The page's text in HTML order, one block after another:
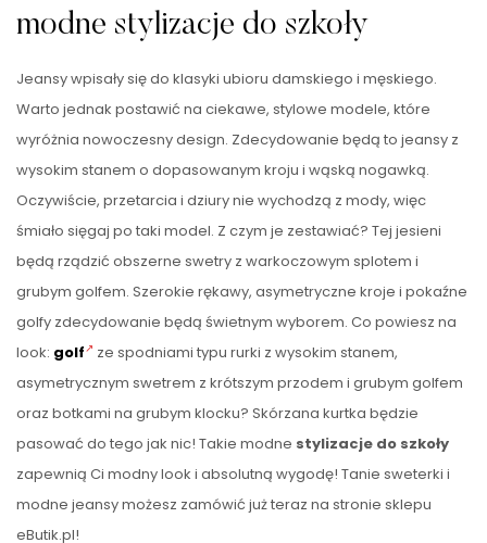
modne stylizacje do szkoły
Jeansy wpisały się do klasyki ubioru damskiego i męskiego.
Warto jednak postawić na ciekawe, stylowe modele, które
wyróżnia nowoczesny design. Zdecydowanie będą to jeansy z
wysokim stanem o dopasowanym kroju i wąską nogawką.
Oczywiście, przetarcia i dziury nie wychodzą z mody, więc
śmiało sięgaj po taki model. Z czym je zestawiać? Tej jesieni
będą rządzić obszerne swetry z warkoczowym splotem i
grubym golfem. Szerokie rękawy, asymetryczne kroje i pokaźne
golfy zdecydowanie będą świetnym wyborem. Co powiesz na
look: golf
ze spodniami typu rurki z wysokim stanem,
asymetrycznym swetrem z krótszym przodem i grubym golfem
oraz botkami na grubym klocku? Skórzana kurtka będzie
pasować do tego jak nic! Takie modne stylizacje do szkoły
zapewnią Ci modny look i absolutną wygodę! Tanie sweterki i
modne jeansy możesz zamówić już teraz na stronie sklepu
eButik.pl!